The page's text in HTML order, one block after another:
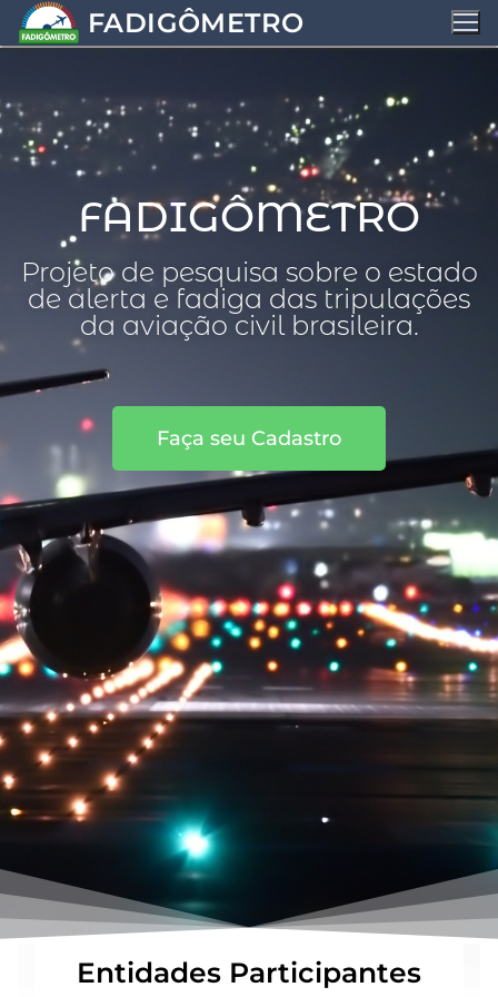
FADIGÔMETRO
FADIGÔMETRO
Projeto de pesquisa sobre o estado
de alerta e fadiga das tripulações
da aviação civil brasileira.
Faça seu Cadastro
Entidades Participantes